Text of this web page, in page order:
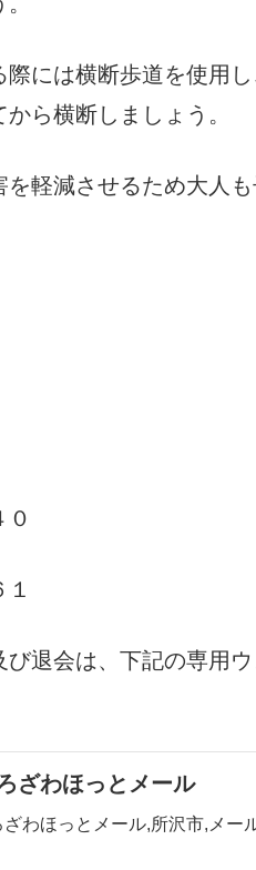
には横断歩道を使用し
ら横断しましょう。
軽減させるため大人
０
退会は、下記の専用
ざわほっとメール
ざわほっとメール,所沢市,メー